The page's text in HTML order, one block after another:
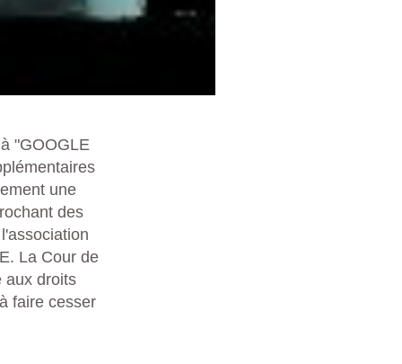
"GOOGLE
une
des
La Cour de
aux droits
faire cesser